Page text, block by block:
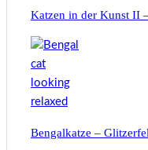
Katzen in der Kunst II
Bengalkatze –